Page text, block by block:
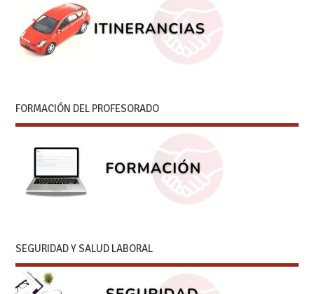
FORMACIÓN DEL PROFESORADO
SEGURIDAD Y SALUD LABORAL